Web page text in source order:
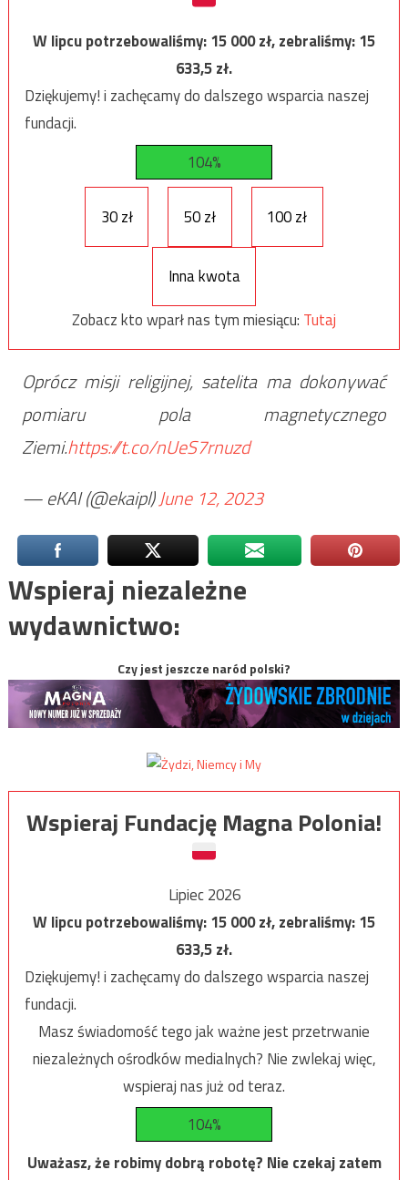
W lipcu potrzebowaliśmy:15 000zł, zebraliśmy:15
633,5zł.
Dziękujemy! i zachęcamy do dalszego wsparcia naszej
fundacji.
104%
30 zł 50 zł 100 zł
Inna kwota
Zobacz kto wparł nas tym miesiącu: Tutaj
Oprócz misji religijnej, satelita ma dokonywać
pomiaru pola magnetycznego
Ziemi.https://t.co/nUeS7rnuzd
— eKAI (@ekaipl)June 12, 2023
Wspieraj niezależne
wydawnictwo:
Czy jest jeszcze naród polski?
Wspieraj Fundację Magna Polonia!
Lipiec 2026
W lipcu potrzebowaliśmy:15 000zł, zebraliśmy:15
633,5zł.
Dziękujemy! i zachęcamy do dalszego wsparcia naszej
fundacji.
Masz świadomość tego jak ważne jest przetrwanie
niezależnych ośrodków medialnych? Nie zwlekaj więc,
wspieraj nas już od teraz.
104%
Uważasz, że robimy dobrą robotę? Nie czekaj zatem